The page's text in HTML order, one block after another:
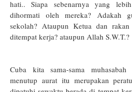
hati.. Siapa sebenarnya yang
dihormati oleh mereka? Adakah
sekolah? Ataupun Ketua dan
ditempat kerja? ataupun Allah S.W.T.?
Cuba kita sama-sama
menutup aurat itu merupakan